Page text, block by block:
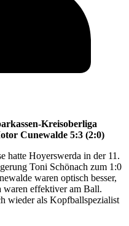
Kreisoberliga
Cunewalde 5:3 (2:0)
hatte Hoyerswerda in der 11.
Toni Schönach zum 1:0
waren optisch besser,
waren effektiver am Ball.
wieder als Kopfballspezialist